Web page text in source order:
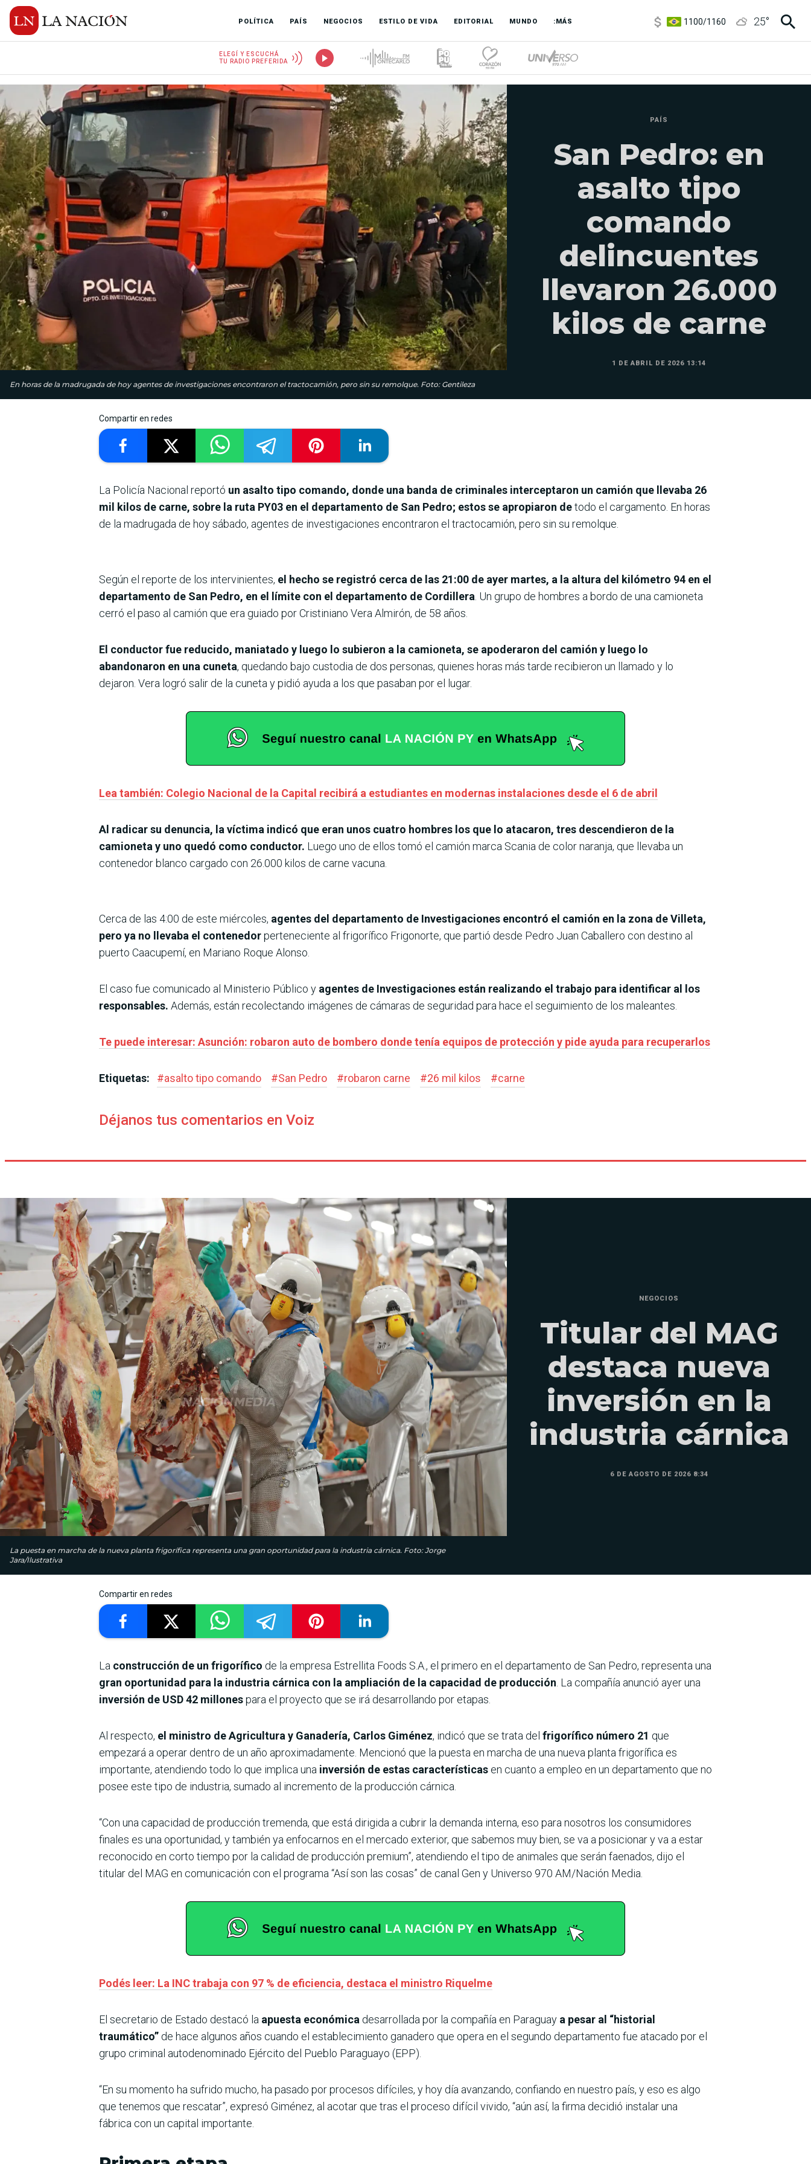
POLÍTICA PAÍS NEGOCIOS ESTILO DE VIDA EDITORIAL MUNDO :MÁS 25°
ELEGÍ Y ESCUCHÁ
TU RADIO PREFERIDA
En horas de la madrugada de hoy agentes de investigaciones encontraron el tractocamión, pero sin su remolque. Foto: Gentileza
PAÍS
San Pedro: en
asalto tipo
comando
delincuentes
llevaron 26.000
kilos de carne
1 DE ABRIL DE 2026 13:14
Compartir en redes
La Policía Nacional reportó un asalto tipo comando, donde una banda de criminales interceptaron un camión que llevaba 26
mil kilos de carne, sobre la ruta PY03 en el departamento de San Pedro; estos se apropiaron detodo el cargamento. En horas
de la madrugada de hoy sábado, agentes de investigaciones encontraron el tractocamión, pero sin su remolque.
Según el reporte de los intervinientes, el hecho se registró cerca de las 21:00 de ayer martes, a la altura del kilómetro 94 en el
departamento de San Pedro, en el límite con el departamento de Cordillera . Un grupo de hombres a bordo de una camioneta
cerró el paso al camión que era guiado por Cristiniano Vera Almirón, de 58 años.
El conductor fue reducido, maniatado y luego lo subieron a la camioneta, se apoderaron del camión y luego lo
abandonaron en una cuneta, quedando bajo custodia de dos personas, quienes horas más tarde recibieron un llamado y lo
dejaron. Vera logró salir de la cuneta y pidió ayuda a los que pasaban por el lugar.
Lea también: Colegio Nacional de la Capital recibirá a estudiantes en modernas instalaciones desde el 6 de abril
Al radicar su denuncia, la víctima indicó que eran unos cuatro hombres los que lo atacaron, tres descendieron de la
camioneta y uno quedó como conductor. Luego uno de ellos tomó el camión marca Scania de color naranja, que llevaba un
contenedor blanco cargado con 26.000 kilos de carne vacuna.
Cerca de las 4:00 de este miércoles, agentes del departamento de Investigaciones encontró el camión en la zona de Villeta,
pero ya no llevaba el contenedorperteneciente al frigorífico Frigonorte, que partió desde Pedro Juan Caballero con destino al
puerto Caacupemí, en Mariano Roque Alonso.
El caso fue comunicado al Ministerio Público y agentes de Investigaciones están realizando el trabajo para identificar al los
responsables. Además, están recolectando imágenes de cámaras de seguridad para hace el seguimiento de los maleantes.
Te puede interesar: Asunción: robaron auto de bombero donde tenía equipos de protección y pide ayuda para recuperarlos
Etiquetas: #asalto tipo comando #San Pedro #robaron carne #26 mil kilos #carne
Déjanos tus comentarios en Voiz
La puesta en marcha de la nueva planta frigorífica representa una gran oportunidad para la industria cárnica. Foto: Jorge
Jara/Ilustrativa
NEGOCIOS
Titular del MAG
destaca nueva
inversión en la
industria cárnica
6 DE AGOSTO DE 2026 8:34
Compartir en redes
La construcción de un frigorífico de la empresa Estrellita Foods S.A., el primero en el departamento de San Pedro, representa una
gran oportunidad para la industria cárnica con la ampliación de la capacidad de producción . La compañía anunció ayer una
inversión de USD 42 millonespara el proyecto que se irá desarrollando por etapas.
Al respecto, el ministro de Agricultura y Ganadería, Carlos Giménez, indicó que se trata del frigorífico número 21 que
empezará a operar dentro de un año aproximadamente. Mencionó que la puesta en marcha de una nueva planta frigorífica es
importante, atendiendo todo lo que implica una inversión de estas características en cuanto a empleo en un departamento que no
posee este tipo de industria, sumado al incremento de la producción cárnica.
“Con una capacidad de producción tremenda, que está dirigida a cubrir la demanda interna, eso para nosotros los consumidores
finales es una oportunidad, y también ya enfocarnos en el mercado exterior, que sabemos muy bien, se va a posicionar y va a estar
reconocido en corto tiempo por la calidad de producción premium”, atendiendo el tipo de animales que serán faenados, dijo el
titular del MAG en comunicación con el programa “Así son las cosas” de canal Gen y Universo 970 AM/Nación Media.
Podés leer: La INC trabaja con 97 % de eficiencia, destaca el ministro Riquelme
El secretario de Estado destacó la apuesta económica desarrollada por la compañía en Paraguay a pesar al “historial
traumático” de hace algunos años cuando el establecimiento ganadero que opera en el segundo departamento fue atacado por el
grupo criminal autodenominado Ejército del Pueblo Paraguayo (EPP).
“En su momento ha sufrido mucho, ha pasado por procesos difíciles, y hoy día avanzando, confiando en nuestro país, y eso es algo
que tenemos que rescatar”, expresó Giménez, al acotar que tras el proceso difícil vivido, “aún así, la firma decidió instalar una
fábrica con un capital importante.